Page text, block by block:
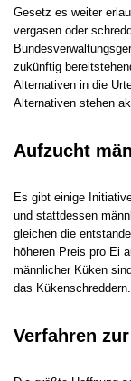
Gesetz es weiter
vergasen oder
zukünftig
Alternativen in die
Alternativen stehen
Aufzucht
Es gibt einige
und stattdessen
gleichen die
höheren Preis pro Ei
männlicher Küken
das Kükenschreddern.
Verfahren